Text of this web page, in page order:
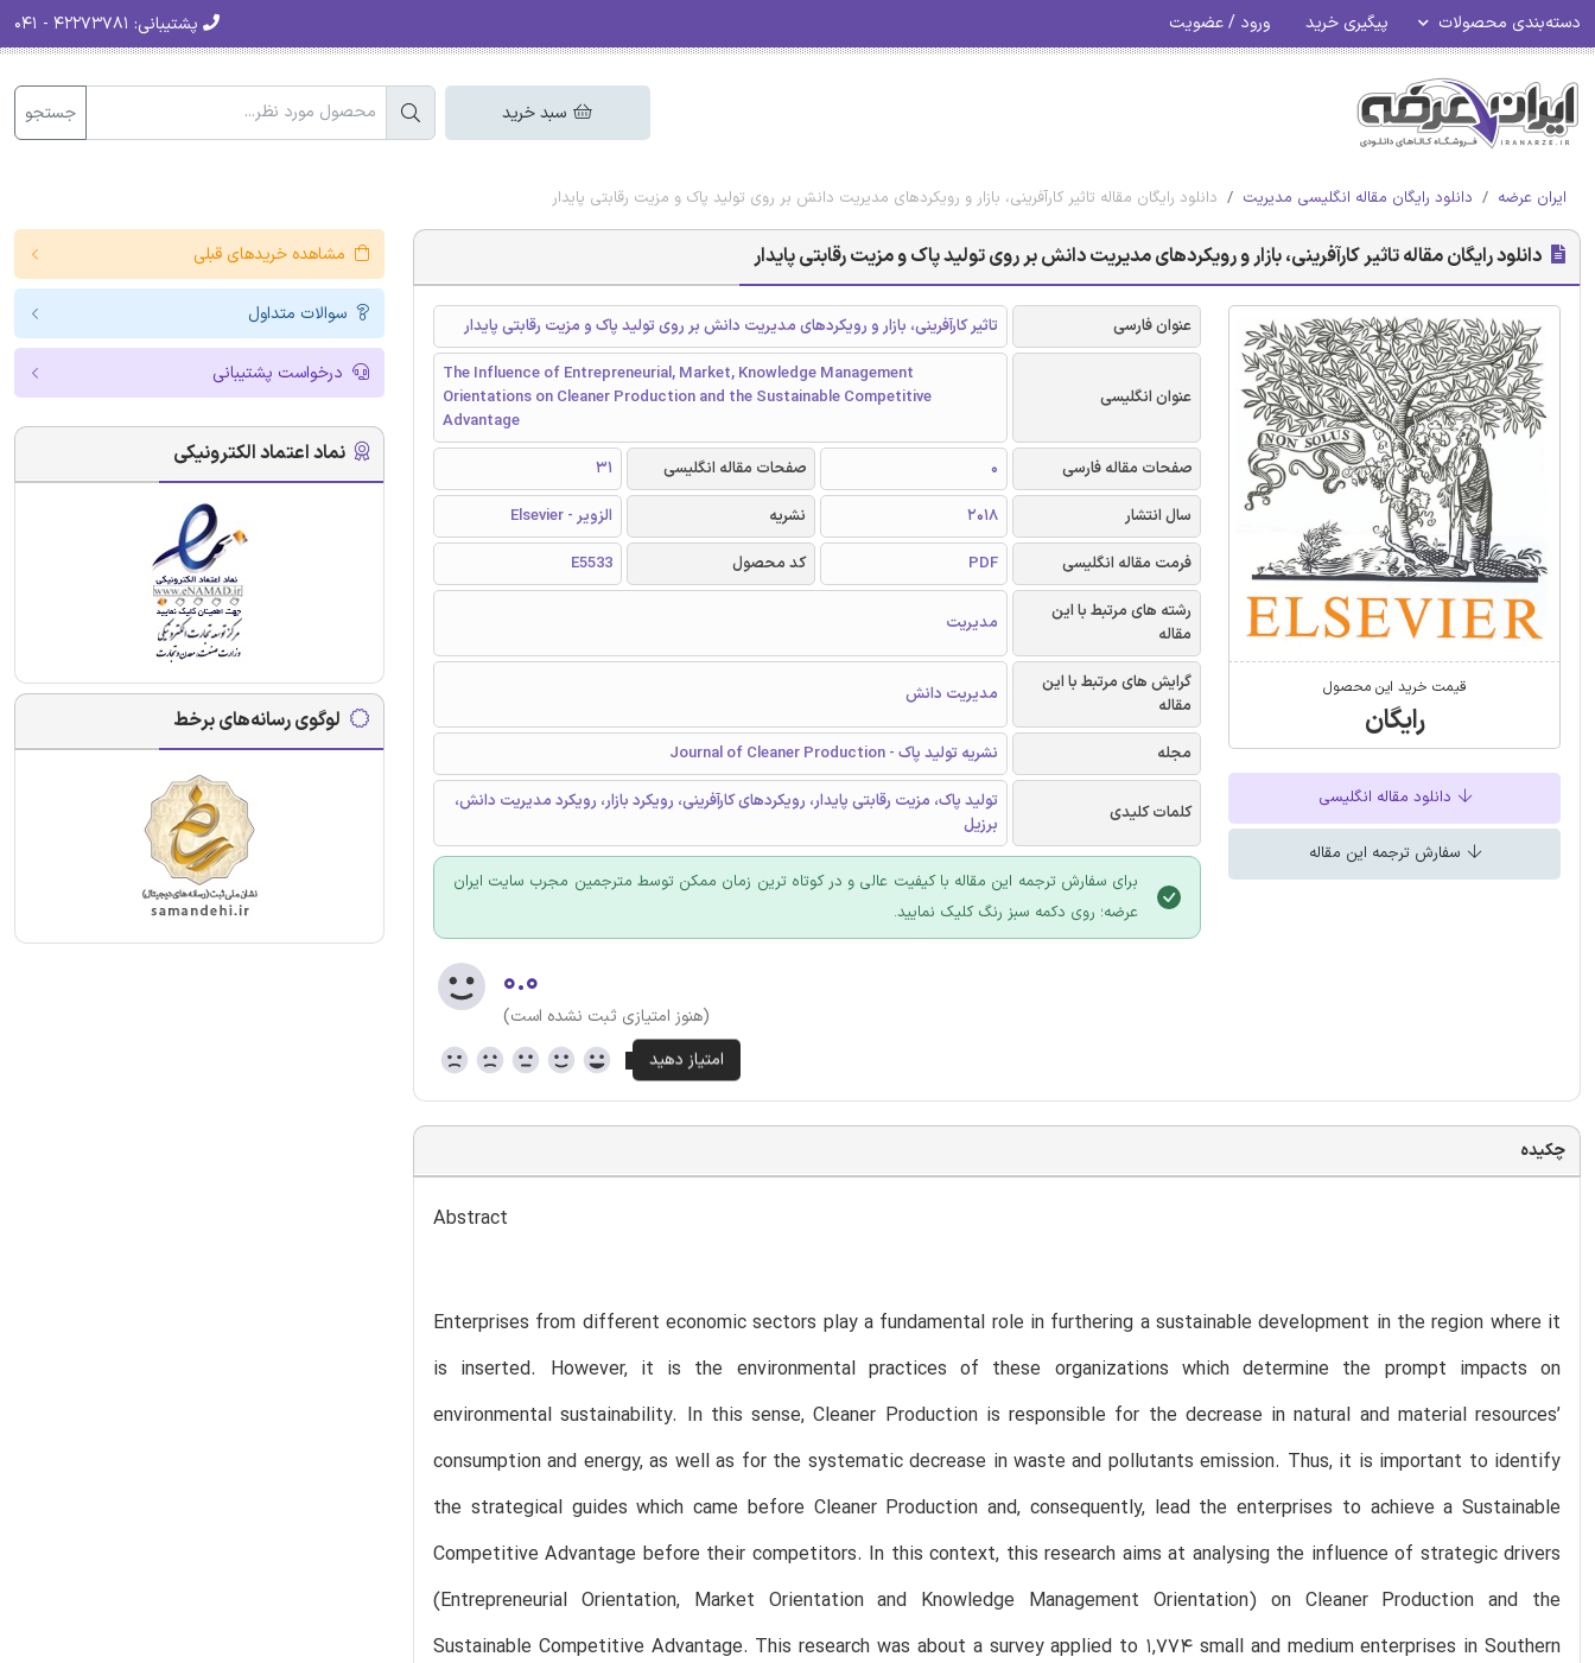
دسته‌بندی محصولات پیگیری خرید ورود / عضویت پشتیبانی:
سبد خرید جستجو
ایران عرضه دانلود رایگان مقاله انگلیسی مدیریت دانلود رایگان مقاله تاثیر کارآفرینی، بازار و رویکردهای مدیریت دانش بر روی تولید پاک و مزیت رقابتی پایدار
دانلود رایگان مقاله تاثیر کارآفرینی، بازار و رویکردهای مدیریت دانش بر روی تولید پاک و مزیت رقابتی پایدار
قیمت خرید این محصول
رایگان
دانلود مقاله انگلیسی
سفارش ترجمه این مقاله
عنوان فارسی تاثیر کارآفرینی، بازار و رویکردهای مدیریت دانش بر روی تولید پاک و مزیت رقابتی پایدار
عنوان انگلیسی
The Influence of Entrepreneurial, Market, Knowledge Management
Orientations on Cleaner Production and the Sustainable Competitive
Advantage
صفحات مقاله فارسی
0 صفحات مقاله انگلیسی
31
سال انتشار
2018 نشریه
الزویر - Elsevier
فرمت مقاله انگلیسی
PDF کد محصول
E5533
رشته های مرتبط با این
مقاله
مدیریت
گرایش های مرتبط با این
مقاله
مدیریت دانش
مجله نشریه تولید پاک - Journal of Cleaner Production
کلمات کلیدی
تولید پاک، مزیت رقابتی پایدار، رویکردهای کارآفرینی، رویکرد بازار، رویکرد مدیریت دانش،
برزیل
برای سفارش ترجمه این مقاله با کیفیت عالی و در کوتاه ترین زمان ممکن توسط مترجمین مجرب سایت ایران
عرضه؛ روی دکمه سبز رنگ کلیک نمایید.
۰.۰
(هنوز امتیازی ثبت نشده است)
چکیده
Abstract
Enterprises from different economic sectors play a fundamental role in furthering a sustainable development in the region where it
is inserted. However, it is the environmental practices of these organizations which determine the prompt impacts on
environmental sustainability. In this sense, Cleaner Production is responsible for the decrease in natural and material resources’
consumption and energy, as well as for the systematic decrease in waste and pollutants emission. Thus, it is important to identify
the strategical guides which came before Cleaner Production and, consequently, lead the enterprises to achieve a Sustainable
Competitive Advantage before their competitors. In this context, this research aims at analysing the influence of strategic drivers
(Entrepreneurial Orientation, Market Orientation and Knowledge Management Orientation) on Cleaner Production and the
Sustainable Competitive Advantage. This research was about a survey applied to 1,774 small and medium enterprises in Southern
مشاهده خریدهای قبلی
سوالات متداول
درخواست پشتیبانی
نماد اعتماد الکترونیکی
لوگوی رسانه‌های برخط